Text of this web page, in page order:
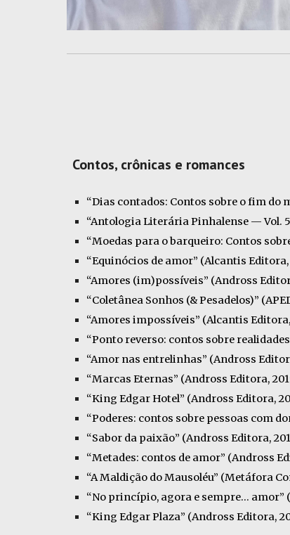
Contos, crônicas e romances
“Dias contados: Contos sobre o fim do
“Antologia Literária Pinhalense — Vol.
“Moedas para o barqueiro: Contos
“Equinócios de amor” (Alcantis Editora,
“Amores (im)possíveis” (Andross
“Coletânea Sonhos (& Pesadelos)”
“Amores impossíveis” (Alcantis Editora,
“Ponto reverso: contos sobre
“Amor nas entrelinhas” (Andross
“Marcas Eternas” (Andross Editora,
“King Edgar Hotel” (Andross Editora,
“Poderes: contos sobre pessoas com
“Sabor da paixão” (Andross Editora,
“Metades: contos de amor” (Andross
“A Maldição do Mausoléu” (Metáfora
“No princípio, agora e sempre... amor”
“King Edgar Plaza” (Andross Editora,